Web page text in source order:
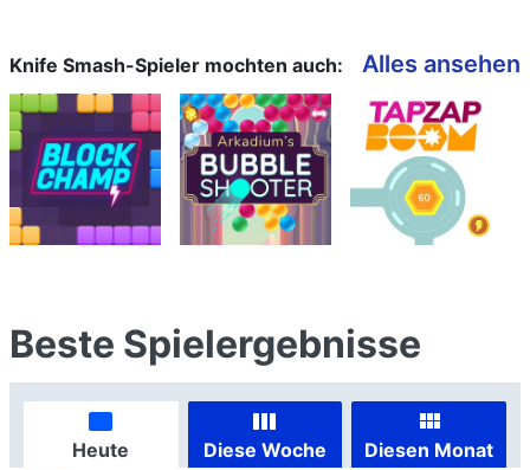
Knife Smash-Spieler mochten auch: Alles ansehen
Beste Spielergebnisse
Heute Diese Woche Diesen Monat